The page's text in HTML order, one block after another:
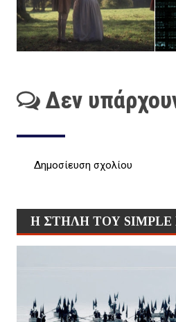
Δεν
Δημοσίευση σχολίου
Η ΣΤΗΛΗ ΤΟΥ SIMPLE